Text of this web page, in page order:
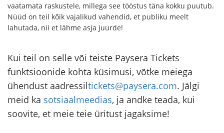
vaatamata raskustele, millega see tööstus täna kokku puutub.
Nüüd on teil kõik vajalikud vahendid, et publiku meelt
lahutada, nii et lähme asja juurde!
Kui teil on selle või teiste Paysera Tickets
funktsioonide kohta küsimusi, võtke meiega
ühendust aadressiltickets@paysera.com. Jälgi
meid ka sotsiaalmeedias, ja andke teada, kui
soovite, et meie teie üritust jagaksime!